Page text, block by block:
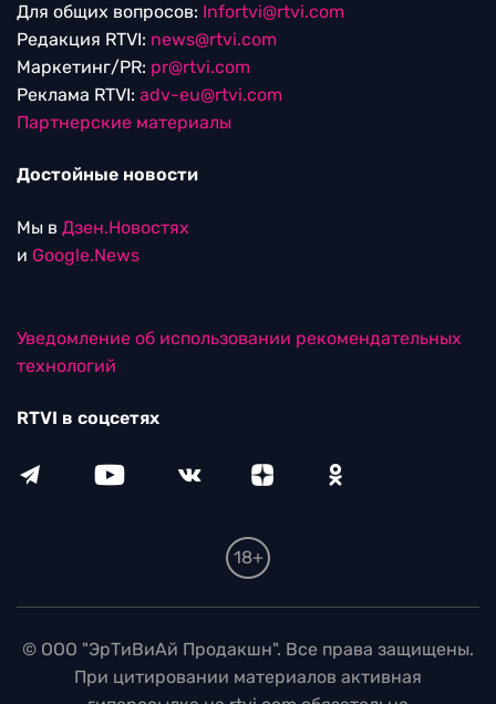
Для общих вопросов: Infortvi@rtvi.com
Редакция RTVI: news@rtvi.com
Маркетинг/PR: pr@rtvi.com
Реклама RTVI: adv-eu@rtvi.com
Партнерские материалы
Достойные новости
Мы в Дзен.Новостях
и Google.News
Уведомление об использовании рекомендательных
технологий
RTVI в соцсетях
18+
© ООО "ЭрТиВиАй Продакшн". Все права защищены.
При цитировании материалов активная